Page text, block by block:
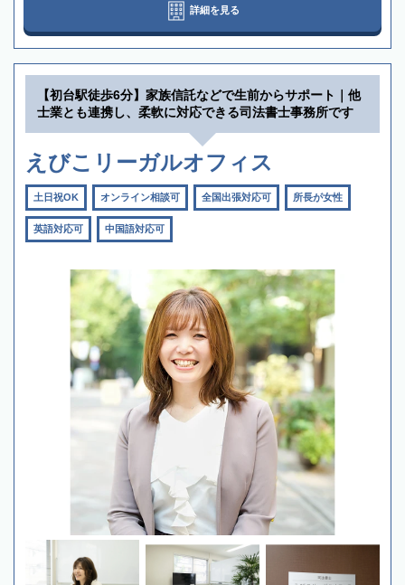
詳細を見る
【初台駅徒歩6分】家族信託などで生前からサポート｜他
士業とも連携し、柔軟に対応できる司法書士事務所です
えびこリーガルオフィス
土日祝OK オンライン相談可 全国出張対応可 所長が女性
英語対応可 中国語対応可